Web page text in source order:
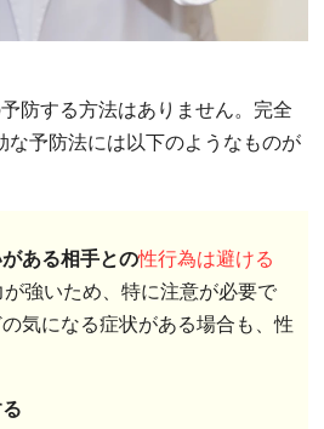
防する方法はありません。完全
な予防法には以下のようなものが
ある相手との性行為は避ける
強いため、特に注意が必要で
気になる症状がある場合も、性